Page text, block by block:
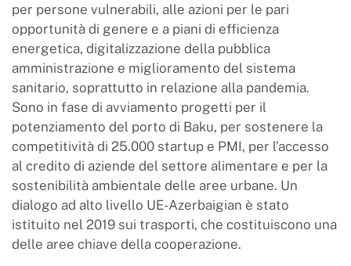
per persone vulnerabili, alle azioni per le pari
opportunità di genere e a piani di efficienza
energetica, digitalizzazione della pubblica
amministrazione e miglioramento del sistema
sanitario, soprattutto in relazione alla pandemia.
Sono in fase di avviamento progetti per il
potenziamento del porto di Baku, per sostenere la
competitività di 25.000 startup e PMI, per l’accesso
al credito di aziende del settore alimentare e per la
sostenibilità ambientale delle aree urbane. Un
dialogo ad alto livello UE-Azerbaigian è stato
istituito nel 2019 sui trasporti, che costituiscono una
delle aree chiave della cooperazione.